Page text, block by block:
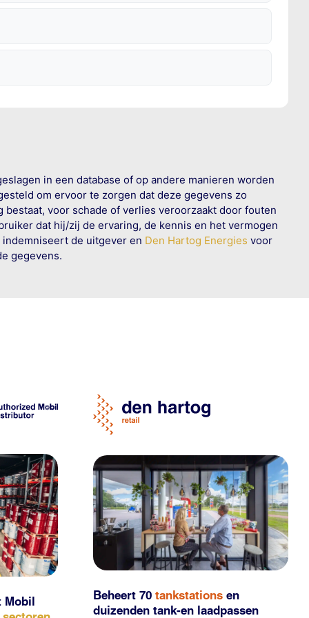
in een database of op andere manieren worden
om ervoor te zorgen dat deze gegevens zo
voor schade of verlies veroorzaakt door fouten
dat hij/zij de ervaring, de kennis en het vermogen
de uitgever en Den Hartog Energies voor
gegevens.
Mobil
Beheert 70tankstationsen
duizendentank-en laadpassen